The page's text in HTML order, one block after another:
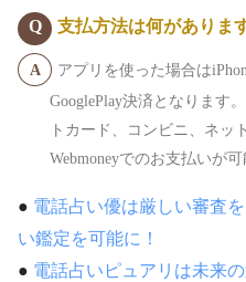
支払方法は何がありま
アプリを使った場合は
GooglePlay決済となります
トカード、コンビニ、ネッ
Webmoneyでのお支払いが可
● 電話占い優は厳しい審査
い鑑定を可能に！
● 電話占いピュアリは未来